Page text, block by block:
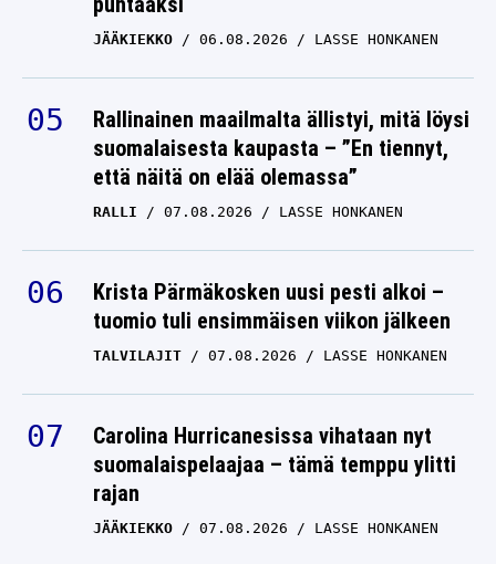
JÄÄKIEKKO 06.08.2026 LASSE HONKANEN
Rallinainen maailmalta ällistyi, mitä löysi
suomalaisesta kaupasta – ”En tiennyt,
että näitä on elää olemassa”
RALLI 07.08.2026 LASSE HONKANEN
Krista Pärmäkosken uusi pesti alkoi –
tuomio tuli ensimmäisen viikon jälkeen
TALVILAJIT 07.08.2026 LASSE HONKANEN
Carolina Hurricanesissa vihataan nyt
suomalaispelaajaa – tämä temppu ylitti
rajan
JÄÄKIEKKO 07.08.2026 LASSE HONKANEN